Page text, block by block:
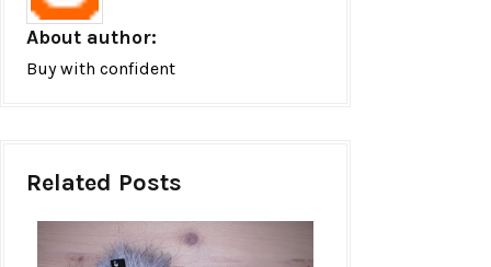
About author:
Buy with confident
Related Posts